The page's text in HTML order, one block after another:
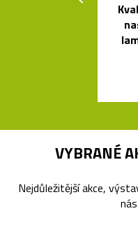
VYBRANÉ
Nejdůležitější akce,